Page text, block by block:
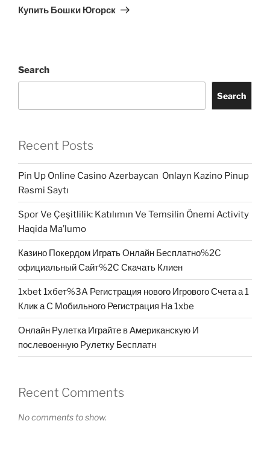
Post
Купить Бошки Югорск
Search
Search
Recent Posts
Pin Up Online Casino Azerbaycan ️ Onlayn Kazino Pinup
Rəsmi Saytı
Spor Ve Çeşitlilik: Katılımın Ve Temsilin Önemi Activity
Haqida Ma’lumo
Казино Покердом Играть Онлайн Бесплатно%2C
официальный Сайт%2C Скачать Клиен
1xbet 1хбет%3A Регистрация нового Игрового Счета а 1
Клик а С Мобильного Регистрация На 1xbe
Онлайн Рулетка Играйте в Американскую И
послевоенную Рулетку Бесплатн
Recent Comments
No comments to show.